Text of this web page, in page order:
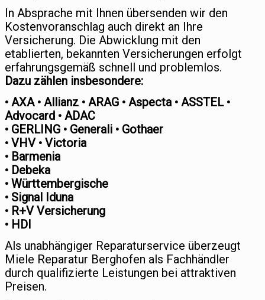
In Absprache mit Ihnen übersenden wir den
Kostenvoranschlag auch direkt an Ihre
Versicherung. Die Abwicklung mit den
etablierten, bekannten Versicherungen erfolgt
erfahrungsgemäß schnell und problemlos.
Dazu zählen insbesondere:
• AXA • Allianz • ARAG • Aspecta • ASSTEL •
Advocard • ADAC
• GERLING • Generali • Gothaer
• VHV • Victoria
• Barmenia
• Debeka
• Württembergische
• Signal Iduna
• R+V Versicherung
• HDI
Als unabhängiger Reparaturservice überzeugt
Miele Reparatur Berghofen als Fachhändler
durch qualifizierte Leistungen bei attraktiven
Preisen.